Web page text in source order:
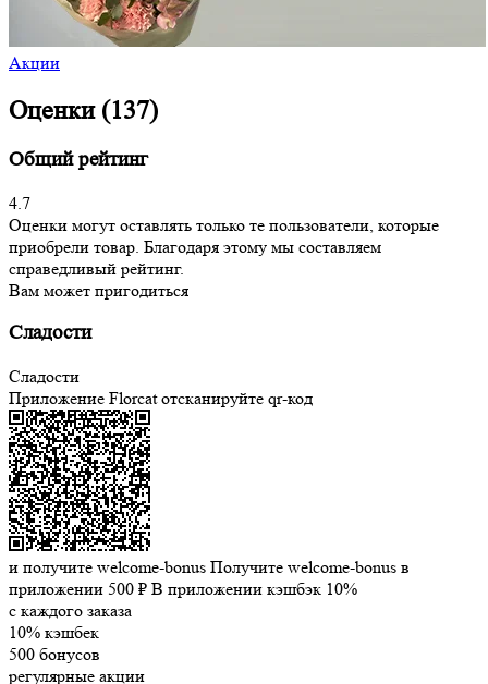
Акции
Оценки (137)
Общий рейтинг
4.7
Оценки могут оставлять только те пользователи, которые
приобрели товар. Благодаря этому мы составляем
справедливый рейтинг.
Вам может пригодиться
Сладости
Сладости
Приложение Florcat отсканируйте qr-код
и получите welcome-bonus Получите welcome-bonus в
приложении 500 ₽ В приложении кэшбэк 10%
с каждого заказа
10% кэшбек
500 бонусов
регулярные акции